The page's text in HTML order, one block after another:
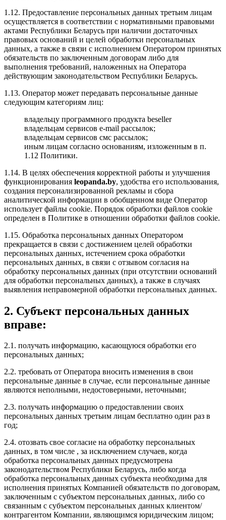
1.12. Предоставление персональных данных третьим лицам
осуществляется в соответствии с нормативными правовыми
актами Республики Беларусь при наличии достаточных
правовых оснований и целей обработки персональных
данных, а также в связи с исполнением Оператором принятых
обязательств по заключенным договорам либо для
выполнения требований, наложенных на Оператора
действующим законодательством Республики Беларусь.
1.13. Оператор может передавать персональные данные
следующим категориям лиц:
владельцу программного продукта beseller
владельцам сервисов e-mail рассылок;
владельцам сервисов смс рассылок;
иным лицам согласно основаниям, изложенным в п.
1.12 Политики.
1.14. В целях обеспечения корректной работы и улучшения
функционирования leopanda.by, удобства его использования,
создания персонализированной рекламы и сбора
аналитической информации в обобщенном виде Оператор
использует файлы cookie. Порядок обработки файлов cookie
определен в Политике в отношении обработки файлов cookie.
1.15. Обработка персональных данных Оператором
прекращается в связи с достижением целей обработки
персональных данных, истечением срока обработки
персональных данных, в связи с отзывом согласия на
обработку персональных данных (при отсутствии оснований
для обработки персональных данных), а также в случаях
выявления неправомерной обработки персональных данных.
2. Субъект персональных данных
вправе:
2.1. получать информацию, касающуюся обработки его
персональных данных;
2.2. требовать от Оператора вносить изменения в свои
персональные данные в случае, если персональные данные
являются неполными, недостоверными, неточными;
2.3. получать информацию о предоставлении своих
персональных данных третьим лицам бесплатно один раз в
год;
2.4. отозвать свое согласие на обработку персональных
данных, в том числе , за исключением случаев, когда
обработка персональных данных предусмотрена
законодательством Республики Беларусь, либо когда
обработка персональных данных субъекта необходима для
исполнения принятых Компанией обязательств по договорам,
заключенным с субъектом персональных данных, либо со
связанным с субъектом персональных данных клиентом/
контрагентом Компании, являющимся юридическим лицом;